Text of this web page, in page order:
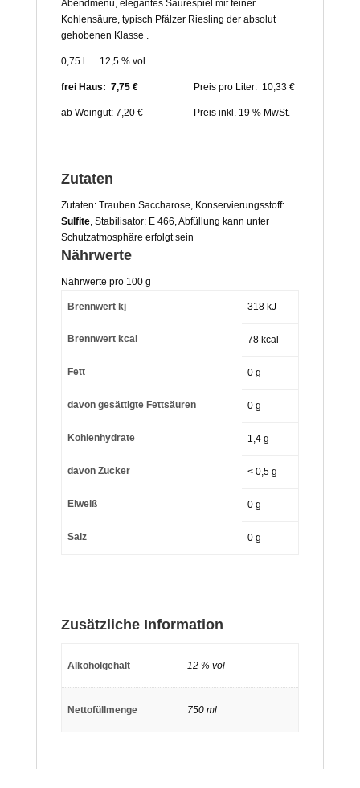
Abendmenü, elegantes Säurespiel mit feiner
Kohlensäure, typisch Pfälzer Riesling der absolut
gehobenen Klasse .
0,75 l 12,5 % vol
frei Haus: 7,75 € Preis pro Liter: 10,33 €
ab Weingut: 7,20 € Preis inkl. 19 % MwSt.
Zutaten
Zutaten: Trauben Saccharose, Konservierungsstoff:
Sulfite, Stabilisator: E 466, Abfüllung kann unter
Schutzatmosphäre erfolgt sein
Nährwerte
Nährwerte pro 100 g
Brennwert kj 318 kJ
Brennwert kcal 78 kcal
Fett 0 g
davon gesättigte Fettsäuren 0 g
Kohlenhydrate 1,4 g
davon Zucker < 0,5 g
Eiweiß 0 g
Salz 0 g
Zusätzliche Information
Alkoholgehalt 12 % vol
Nettofüllmenge 750 ml